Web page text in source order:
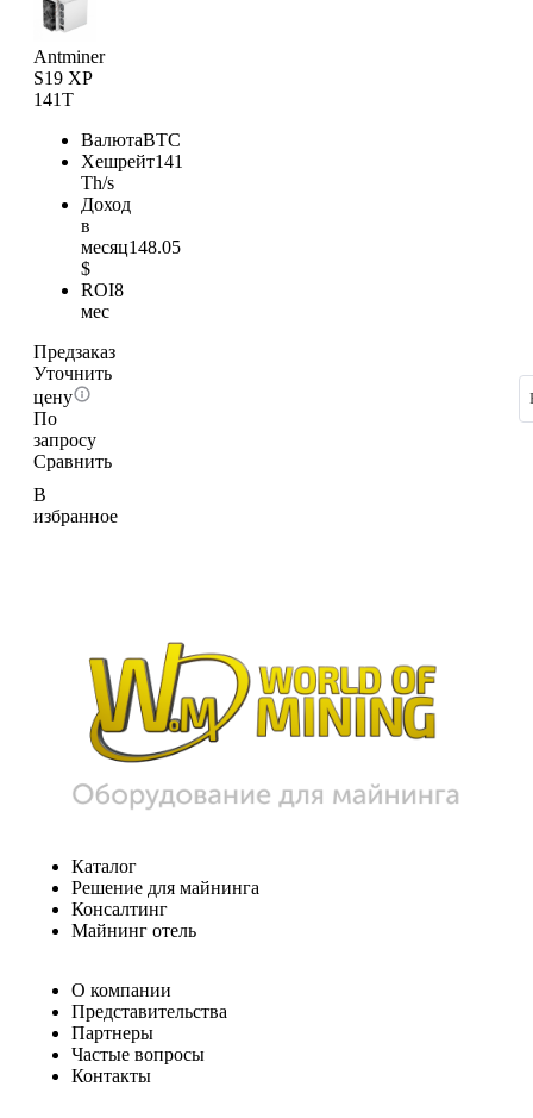
Antminer
S19 XP
141T
ВалютаBTC
Хешрейт141
Th/s
Доход
в
месяц148.05
$
ROI8
мес
Предзаказ
Уточнить
цену
По
запросу
Сравнить
В
избранное
Каталог
Решение для майнинга
Консалтинг
Майнинг отель
О компании
Представительства
Партнеры
Частые вопросы
Контакты